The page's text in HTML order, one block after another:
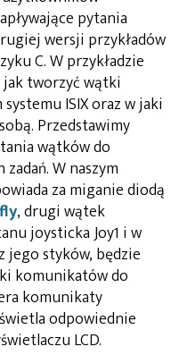
pytania
wersji przykładów
C. W przykładzie
tworzyć wątki
ISIX oraz w jaki
Przedstawimy
wątków do
W naszym
za miganie diodą
, drugi wątek
joysticka Joy1 i w
jego styków, będzie
komunikatów do
komunikaty
odpowiednie
LCD.